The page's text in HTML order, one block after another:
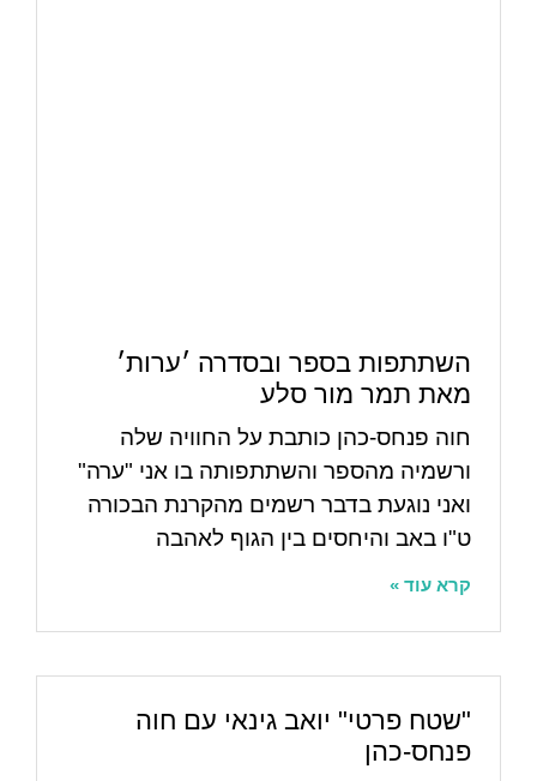
השתתפות בספר ובסדרה ׳ערות׳
מאת תמר מור סלע
חוה פנחס-כהן כותבת על החוויה שלה
ורשמיה מהספר והשתתפותה בו אני "ערה"
ואני נוגעת בדבר רשמים מהקרנת הבכורה
ט"ו באב והיחסים בין הגוף לאהבה
קרא עוד »
"שטח פרטי" יואב גינאי עם חוה
פנחס-כהן